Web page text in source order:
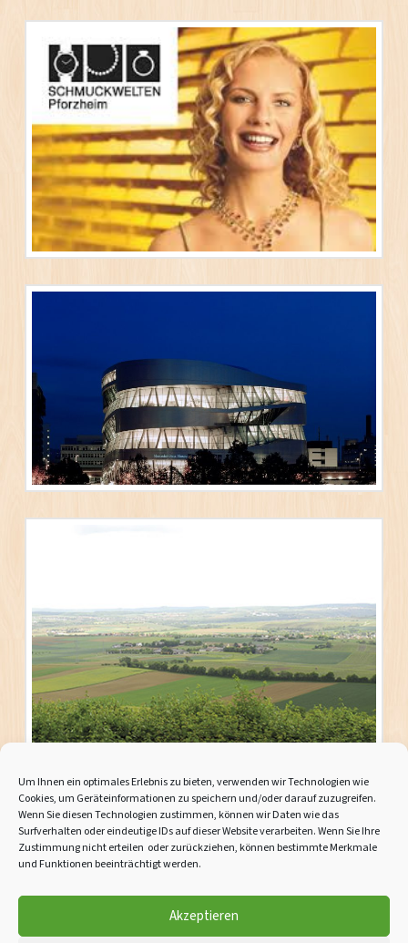
Um Ihnen ein optimales Erlebnis zu bieten, verwenden wir Technologien wie
Cookies, um Geräteinformationen zu speichern und/oder darauf zuzugreifen.
Wenn Sie diesen Technologien zustimmen, können wir Daten wie das
Surfverhalten oder eindeutige IDs auf dieser Website verarbeiten. Wenn Sie Ihre
Zustimmung nicht erteilen oder zurückziehen, können bestimmte Merkmale
und Funktionen beeinträchtigt werden.
Akzeptieren
Impressum
AGBs